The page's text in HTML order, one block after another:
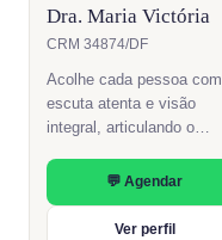
Dra. Maria Victória
CRM 34874/DF
Acolhe cada pessoa com
escuta atenta e visão
integral, articulando o
equipe da clínica.
💬 Agendar
Ver perfil